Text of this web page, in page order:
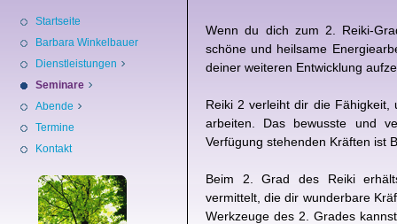
Startseite
Barbara Winkelbauer
Dienstleistungen
Seminare
Abende
Termine
Kontakt
Wenn du dich zum 2. Reiki-
schöne und heilsame
deiner weiteren Entwicklung
Reiki 2 verleiht dir die
arbeiten. Das bewusste und
Verfügung stehenden Kräften ist
Beim 2. Grad des Reiki
vermittelt, die dir wunderbare
Werkzeuge des 2. Grades